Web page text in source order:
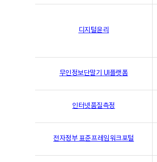
디지털윤리
무인정보단말기 UI플랫폼
인터넷품질측정
전자정부 표준프레임워크포털